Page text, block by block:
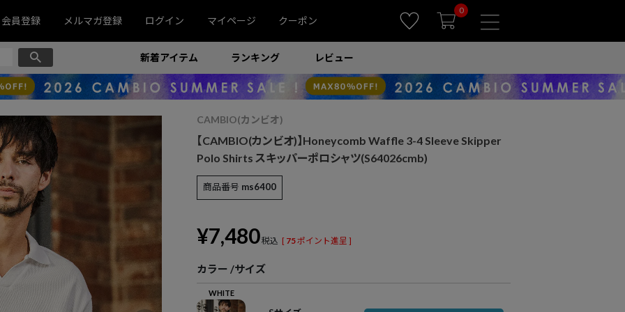
会員登録 メルマガ登録 ログイン マイページ クーポン
0
新着アイテム ランキング レビュー
CAMBIO(カンビオ)
【CAMBIO(カンビオ)】Honeycomb Waffle 3-4 Sleeve Skipper
Polo Shirts スキッパーポロシャツ(S64026cmb)
商品番号 ms6400
¥7,480税込 [ 75ポイント進呈 ]
カラー サイズ
WHITE